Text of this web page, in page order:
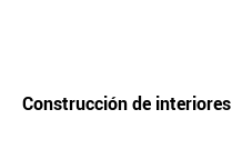
Construcción de interiores